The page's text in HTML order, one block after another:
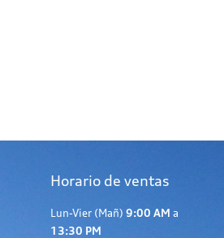
Horario de ventas
Lun-Vier (Mañ) 9:00 AM a
13:30 PM